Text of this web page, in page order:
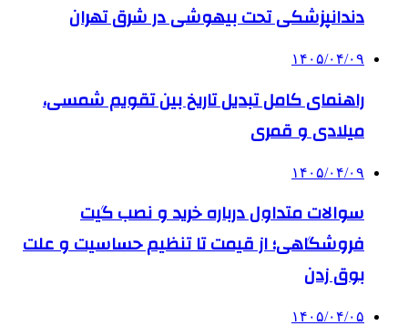
دندانپزشکی تحت بیهوشی در شرق تهران
۱۴۰۵/۰۴/۰۹
راهنمای کامل تبدیل تاریخ بین تقویم شمسی،
میلادی و قمری
۱۴۰۵/۰۴/۰۹
سوالات متداول درباره خرید و نصب گیت
فروشگاهی؛ از قیمت تا تنظیم حساسیت و علت
بوق زدن
۱۴۰۵/۰۴/۰۵